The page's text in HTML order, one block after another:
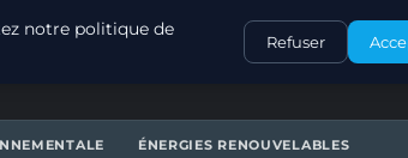
ÉNERGIES RENOUVELABLES
notre politique de
Refuser